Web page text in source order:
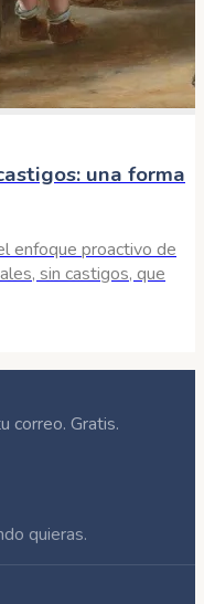
una forma
enfoque proactivo de
sin castigos, que
correo. Gratis.
quieras.